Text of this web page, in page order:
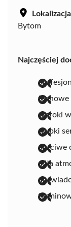
Bytom
Najczęściej
fachowe
szeroki
szybki
uczciwe
miła